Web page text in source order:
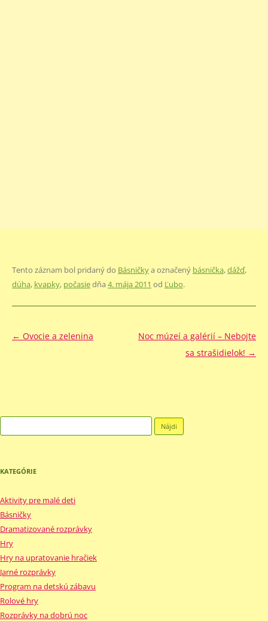
Tento záznam bol pridaný do Básničkya označený básnička,dážď,
dúha, kvapky, počasiedňa 4. mája 2011 od Ľubo.
Navigácia
← Ovocie a zelenina
Noc múzeí a galérií – Nebojte
sa strašidielok! →
KATEGÓRIE
Aktivity pre malé deti
Básničky
Dramatizované rozprávky
Hry
Hry na upratovanie hračiek
Jarné rozprávky
Program na detskú zábavu
Rolové hry
Rozprávky na dobrú noc